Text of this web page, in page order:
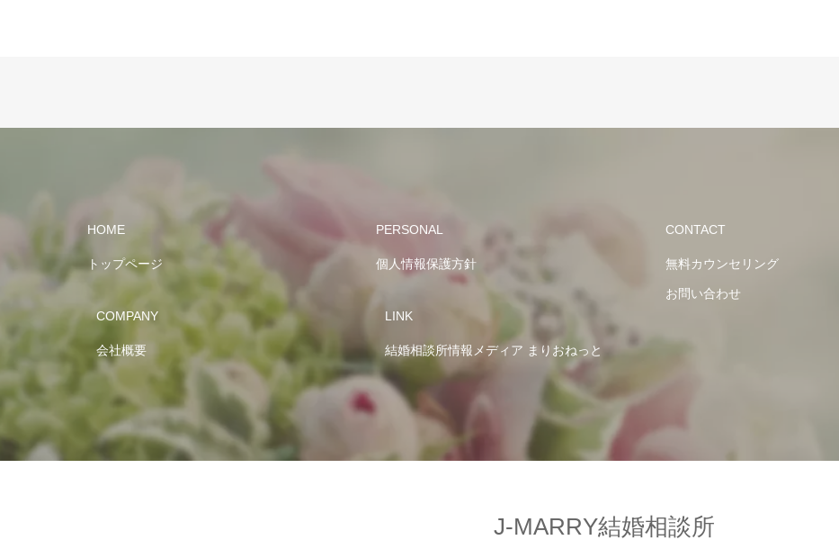
HOME
トップページ
PERSONAL
個人情報保護方針
CONTACT
無料カウンセリング
お問い合わせ
COMPANY
会社概要
LINK
結婚相談所情報メディア まりおねっと
J-MARRY結婚相談所